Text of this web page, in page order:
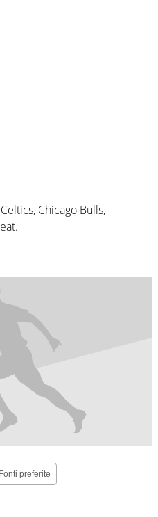
Chicago Bulls,
Fonti preferite